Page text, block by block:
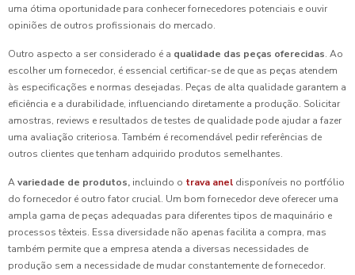
uma ótima oportunidade para conhecer fornecedores potenciais e ouvir
opiniões de outros profissionais do mercado.
Outro aspecto a ser considerado é a qualidade das peças oferecidas. Ao
escolher um fornecedor, é essencial certificar-se de que as peças atendem
às especificações e normas desejadas. Peças de alta qualidade garantem a
eficiência e a durabilidade, influenciando diretamente a produção. Solicitar
amostras, reviews e resultados de testes de qualidade pode ajudar a fazer
uma avaliação criteriosa. Também é recomendável pedir referências de
outros clientes que tenham adquirido produtos semelhantes.
Avariedade de produtos, incluindo o trava anel disponíveis no portfólio
do fornecedor é outro fator crucial. Um bom fornecedor deve oferecer uma
ampla gama de peças adequadas para diferentes tipos de maquinário e
processos têxteis. Essa diversidade não apenas facilita a compra, mas
também permite que a empresa atenda a diversas necessidades de
produção sem a necessidade de mudar constantemente de fornecedor.